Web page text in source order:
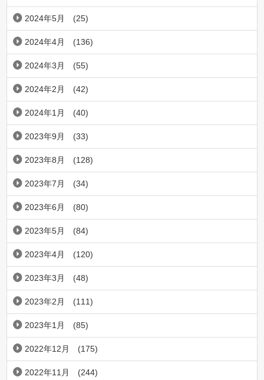
2024年5月 (25)
2024年4月 (136)
2024年3月 (55)
2024年2月 (42)
2024年1月 (40)
2023年9月 (33)
2023年8月 (128)
2023年7月 (34)
2023年6月 (80)
2023年5月 (84)
2023年4月 (120)
2023年3月 (48)
2023年2月 (111)
2023年1月 (85)
2022年12月 (175)
2022年11月 (244)